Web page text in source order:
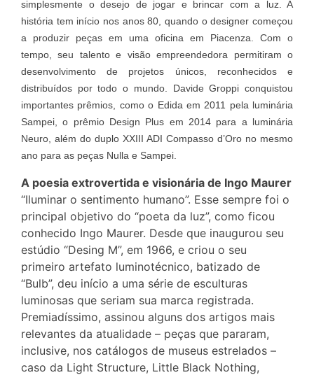
simplesmente o desejo de jogar e brincar com a luz. A
história tem início nos anos 80, quando o designer começou
a produzir peças em uma oficina em Piacenza. Com o
tempo, seu talento e visão empreendedora permitiram o
desenvolvimento de projetos únicos, reconhecidos e
distribuídos por todo o mundo. Davide Groppi conquistou
importantes prêmios, como o Edida em 2011 pela luminária
Sampei, o prêmio Design Plus em 2014 para a luminária
Neuro, além do duplo XXIII ADI Compasso d’Oro no mesmo
ano para as peças Nulla e Sampei.
A poesia extrovertida e visionária de Ingo Maurer
“Iluminar o sentimento humano”. Esse sempre foi o
principal objetivo do “poeta da luz”, como ficou
conhecido Ingo Maurer. Desde que inaugurou seu
estúdio “Desing M”, em 1966, e criou o seu
primeiro artefato luminotécnico, batizado de
“Bulb”, deu início a uma série de esculturas
luminosas que seriam sua marca registrada.
Premiadíssimo, assinou alguns dos artigos mais
relevantes da atualidade – peças que pararam,
inclusive, nos catálogos de museus estrelados –
caso da Light Structure, Little Black Nothing,